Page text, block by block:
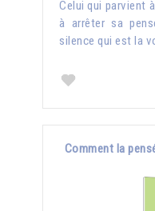
Celui qui parvient
à arrêter sa
silence qui est la
Comment la